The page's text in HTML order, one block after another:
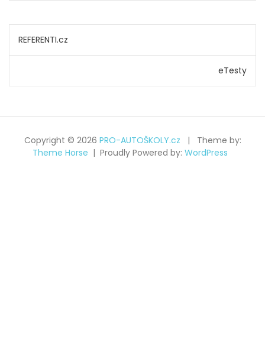
Navigace
pro
příspěvek
REFERENTI.cz
eTesty
Copyright © 2026 PRO-AUTOŠKOLY.cz
Theme by:
Theme Horse
Proudly Powered by: WordPress